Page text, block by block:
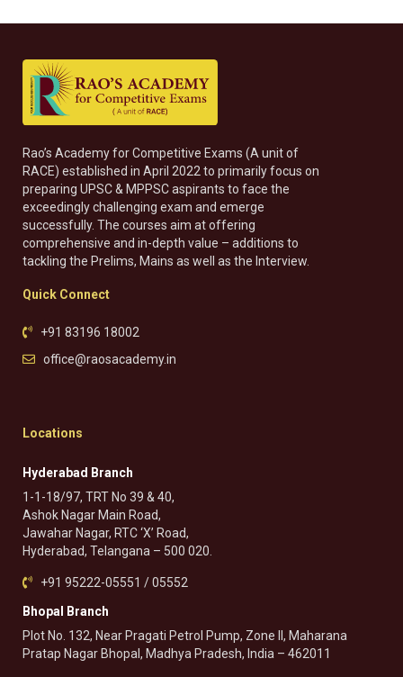
Rao’s Academy for Competitive Exams (A unit of
RACE) established in April 2022 to primarily focus on
preparing UPSC & MPPSC aspirants to face the
exceedingly challenging exam and emerge
successfully. The courses aim at offering
comprehensive and in-depth value – additions to
tackling the Prelims, Mains as well as the Interview.
Quick Connect
+91 83196 18002
office@raosacademy.in
Locations
Hyderabad Branch
1-1-18/97, TRT No 39 & 40,
Ashok Nagar Main Road,
Jawahar Nagar, RTC ‘X’ Road,
Hyderabad, Telangana – 500 020.
+91 95222-05551 / 05552
Bhopal Branch
Plot No. 132, Near Pragati Petrol Pump, Zone II, Maharana
Pratap Nagar Bhopal, Madhya Pradesh, India – 462011